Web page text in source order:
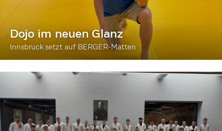
Dojo im neuen Glanz
Innsbruck setzt auf BERGER-Matten